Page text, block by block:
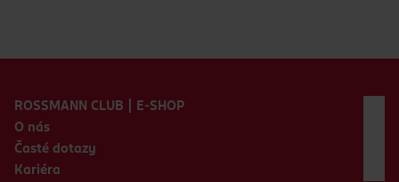
ROSSMANN CLUB | E-SHOP
O nás
Časté dotazy
Kariéra